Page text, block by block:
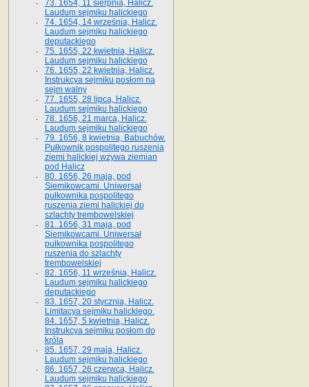
73. 1654, 11 sierpnia, Halicz.
Laudum sejmiku halickiego
74. 1654, 14 września, Halicz.
Laudum sejmiku halickiego
deputackiego
75. 1655, 22 kwietnia, Halicz.
Laudum sejmiku halickiego
76. 1655, 22 kwietnia, Halicz.
Instrukcya sejmiku posłom na
sejm walny
77. 1655, 28 lipca, Halicz.
Laudum sejmiku halickiego
78. 1656, 21 marca, Halicz.
Laudum sejmiku halickiego
79. 1656, 8 kwietnia, Babuchów.
Pułkownik pospolitego ruszenia
ziemi halickiej wzywa ziemian
pod Halicz
80. 1656, 26 maja, pod
Siemikowcami. Uniwersał
pułkownika pospolitego
ruszenia ziemi halickiej do
szlachty trembowelskiej
81. 1656, 31 maja, pod
Siemikowcami. Uniwersał
pułkownika pospolitego
ruszenia do szlachty
trembowelskiej
82. 1656, 11 września, Halicz.
Laudum sejmiku halickiego
deputackiego
83. 1657, 20 stycznia, Halicz.
Limitacya sejmiku halickiego.
84. 1657, 5 kwietnia, Halicz.
Instrukcya sejmiku posłom do
króla
85. 1657, 29 maja, Halicz.
Laudum sejmiku halickiego
86. 1657, 26 czerwca, Halicz.
Laudum sejmiku halickiego